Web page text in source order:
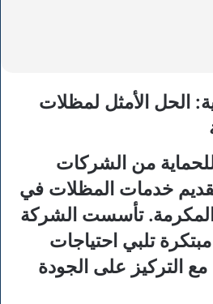
الحل الأمثل لمظلات
من الشركات
خدمات المظلات في
تأسست الشركة
تلبي احتياجات
مع التركيز على الجودة